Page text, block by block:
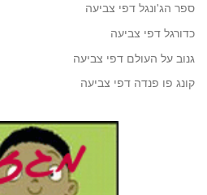
ספר הג'ונגל דפי צביעה
כדורגל דפי צביעה
גנוב על העולם דפי צביעה
קונג פו פנדה דפי צביעה